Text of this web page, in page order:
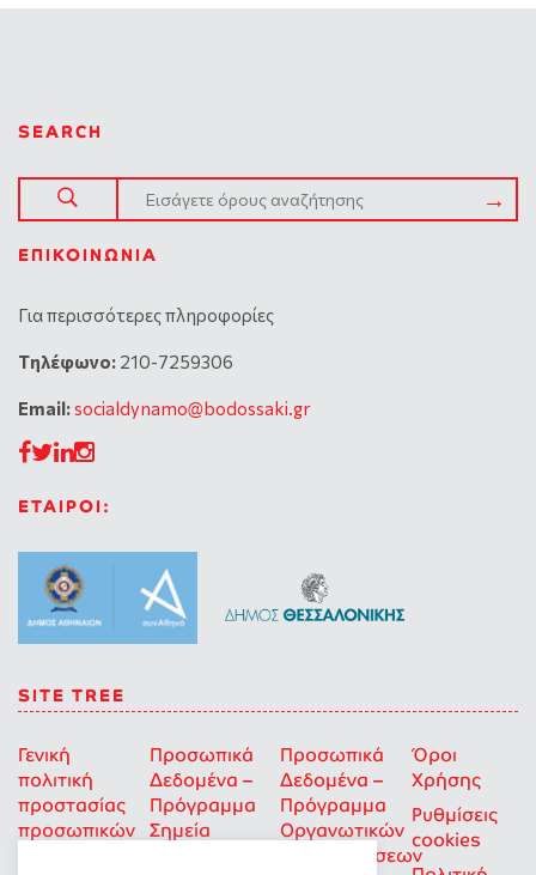
SEARCH
ΕΠΙΚΟΙΝΩΝΊΑ
Για περισσότερες πληροφορίες
Tηλέφωνο: 210-7259306
Email:socialdynamo@bodossaki.gr
ΕΤΑΙΡΟΙ:
SITE TREE
Γενική
πολιτική
προστασίας
προσωπικών
Προσωπικά
Δεδομένα –
Πρόγραμμα
Σημεία
Προσωπικά
Δεδομένα –
Πρόγραμμα
Οργανωτικών
Επιχορηγήσεων
Όροι
Χρήσης
Ρυθμίσεις
cookies